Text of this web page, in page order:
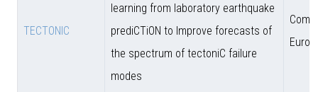
TECTONIC
learning from laboratory earthquake
prediCTiON to Improve forecasts of
the spectrum of tectoniC failure
modes